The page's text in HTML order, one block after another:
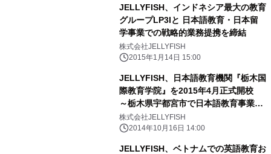
JELLYFISH、インドネシア最大の教育
グループLP3Iと 日本語教育・日本留
学事業での戦略的業務提携を締結
株式会社JELLYFISH
2015年1月14日 15:00
JELLYFISH、日本語教育機関『栃木国
際教育学院』を2015年4月正式開校
～栃木県宇都宮市で日本語教育事業を
開始～
株式会社JELLYFISH
2014年10月16日 14:00
JELLYFISH、ベトナムでの英語教育お